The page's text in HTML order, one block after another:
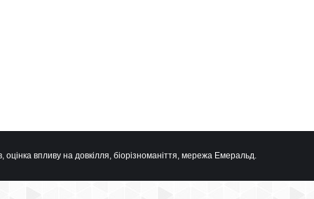
впливу на довкілля, біорізноманіття, мережа Емеральд.